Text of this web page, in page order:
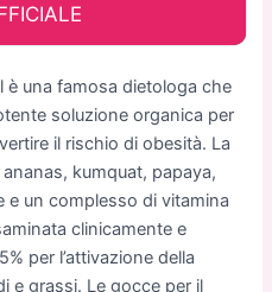
una famosa dietologa che
soluzione organica per
il rischio di obesità. La
kumquat, papaya,
e un complesso di vitamina
clinicamente e
per l’attivazione della
e grassi. Le gocce per il